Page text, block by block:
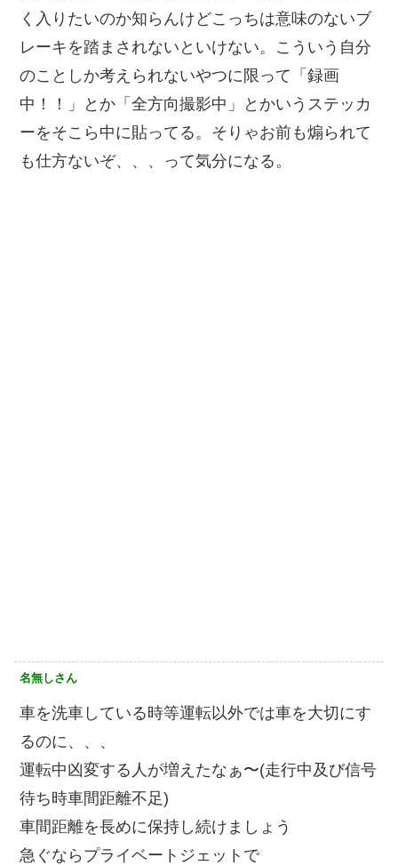
く入りたいのか知らんけどこっちは意味のないブ
レーキを踏まされないといけない。こういう自分
のことしか考えられないやつに限って「録画
中！！」とか「全方向撮影中」とかいうステッカ
ーをそこら中に貼ってる。そりゃお前も煽られて
も仕方ないぞ、、、って気分になる。
名無しさん
車を洗車している時等運転以外では車を大切にす
るのに、、、
運転中凶変する人が増えたなぁ〜(走行中及び信号
待ち時車間距離不足)
車間距離を長めに保持し続けましょう
急ぐならプライベートジェットで